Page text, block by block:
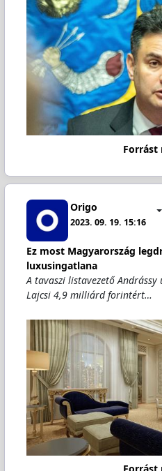
Forrást
Origo
2023. 09. 19. 15:16
Ez most Magyarország
luxusingatlana
A tavaszi listavezető
Lajcsi 4,9 milliárd forintért…